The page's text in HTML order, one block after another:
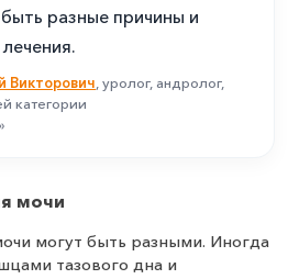
разные причины и
Викторович, уролог, андролог,
категории
мочи
могут быть разными. Иногда
тазового дна и